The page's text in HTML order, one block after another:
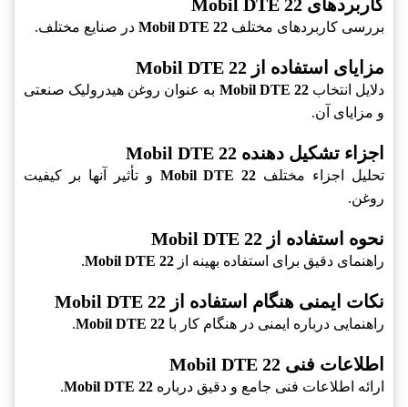
کاربردهای Mobil DTE 22
بررسی کاربردهای مختلف Mobil DTE 22 در صنایع مختلف.
مزایای استفاده از Mobil DTE 22
دلایل انتخابMobil DTE 22 به عنوان روغن هیدرولیک صنعتی
و مزایای آن.
اجزاء تشکیل دهنده Mobil DTE 22
تحلیل اجزاء مختلف Mobil DTE 22 و تأثیر آنها بر کیفیت
روغن.
نحوه استفاده از Mobil DTE 22
راهنمای دقیق برای استفاده بهینه از Mobil DTE 22
.
نکات ایمنی هنگام استفاده از Mobil DTE 22
راهنمایی درباره ایمنی در هنگام کار با Mobil DTE 22
.
اطلاعات فنی Mobil DTE 22
ارائه اطلاعات فنی جامع و دقیق درباره Mobil DTE 22
.